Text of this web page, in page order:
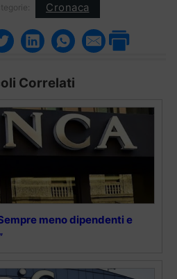
Cronaca
Correlati
meno dipendenti e